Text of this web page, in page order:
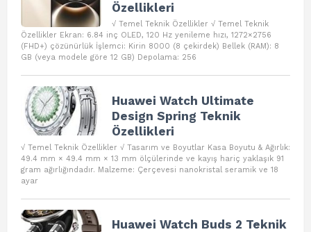
Özellikleri
√ Temel Teknik Özellikler √ Temel Teknik
Özellikler Ekran: 6.84 inç OLED, 120 Hz yenileme hızı, 1272×2756
(FHD+) çözünürlük İşlemci: Kirin 8000 (8 çekirdek) Bellek (RAM): 8
GB (veya modele göre 12 GB) Depolama: 256
Huawei Watch Ultimate
Design Spring Teknik
Özellikleri
√ Temel Teknik Özellikler √ Tasarım ve Boyutlar Kasa Boyutu & Ağırlık:
49.4 mm × 49.4 mm × 13 mm ölçülerinde ve kayış hariç yaklaşık 91
gram ağırlığındadır. Malzeme: Çerçevesi nanokristal seramik ve 18
ayar
Huawei Watch Buds 2 Teknik